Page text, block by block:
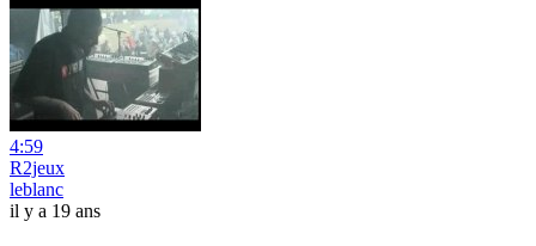
4:59
R2jeux
leblanc
il y a 19 ans